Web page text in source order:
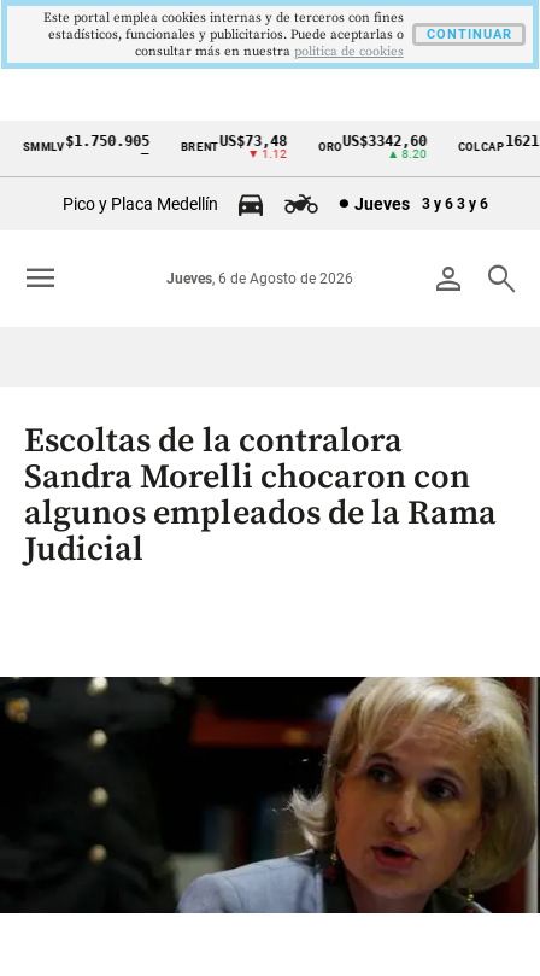
Cintillo
Colombia
SMMLV$1.750.905 BRENTUS$73,48
▼ 1.12
OROUS$3342,60
▲ 8.20
COLCAP
Pico y Placa Medellín Jueves 3 y 6 3 y 6
person search
Jueves, 6 de Agosto de 2026
menu
Escoltas de la contralora
Sandra Morelli chocaron con
algunos empleados de la Rama
Judicial
Este portal emplea cookies internas y de terceros con fines
estadísticos, funcionales y publicitarios. Puede aceptarlas o
consultar más en nuestra politica de cookies
CONTINUAR